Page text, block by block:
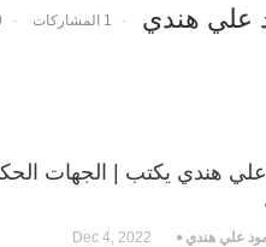
علي هندي 1 المشاركات 0
هندي يكتب | الجهات
علي هندي Dec 4, 2022